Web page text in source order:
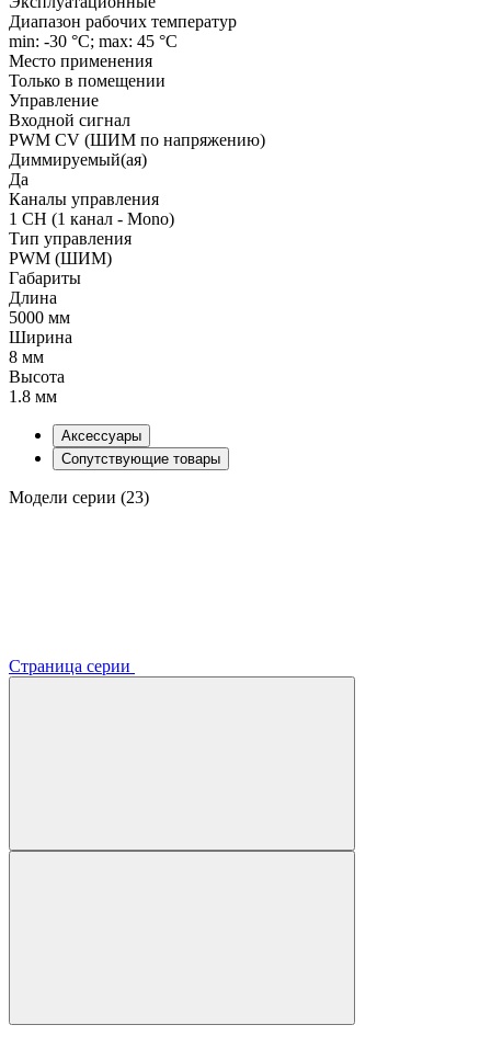
Диапазон рабочих температур
min: -30 °C; max: 45 °C
Место применения
Только в помещении
Управление
Входной сигнал
PWM СV (ШИМ по напряжению)
Диммируемый(ая)
Да
Каналы управления
1 CH (1 канал - Mono)
Тип управления
PWM (ШИМ)
Габариты
Длина
5000 мм
Ширина
8 мм
Высота
1.8 мм
Аксессуары
Сопутствующие товары
Модели серии (23)
Страница серии